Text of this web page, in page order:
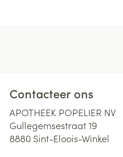
Contacteer ons
APOTHEEK POPELIER NV
Gullegemsestraat 19
8880 Sint-Eloois-Winkel